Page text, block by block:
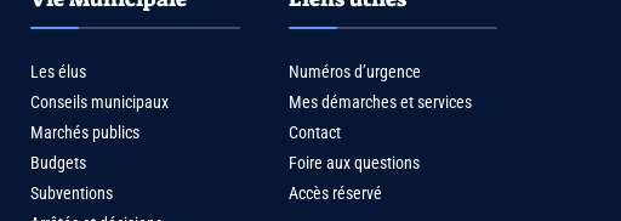
Les élus
Conseils municipaux
Marchés publics
Budgets
Subventions
Numéros d’urgence
Mes démarches et services
Contact
Foire aux questions
Accès réservé